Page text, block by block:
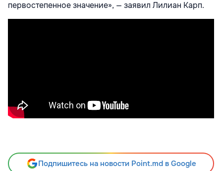
первостепенное значение», — заявил Лилиан Карп.
Подпишитесь на новости Point.md в Google